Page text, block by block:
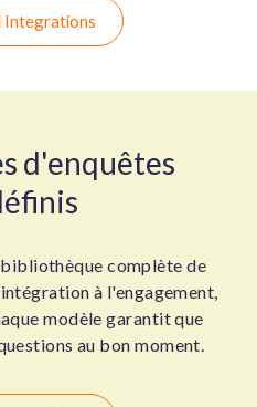
Integrations
d'enquêtes
complète de
à l'engagement,
modèle garantit que
au bon moment.